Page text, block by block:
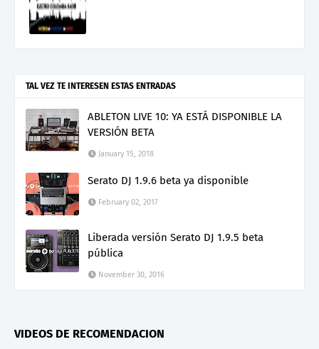
TAL VEZ TE INTERESEN ESTAS ENTRADAS
ABLETON LIVE 10: YA ESTÁ DISPONIBLE LA
VERSIÓN BETA
January 15, 2018
Serato DJ 1.9.6 beta ya disponible
February 02, 2017
Liberada versión Serato DJ 1.9.5 beta
pública
November 30, 2016
VIDEOS DE RECOMENDACION